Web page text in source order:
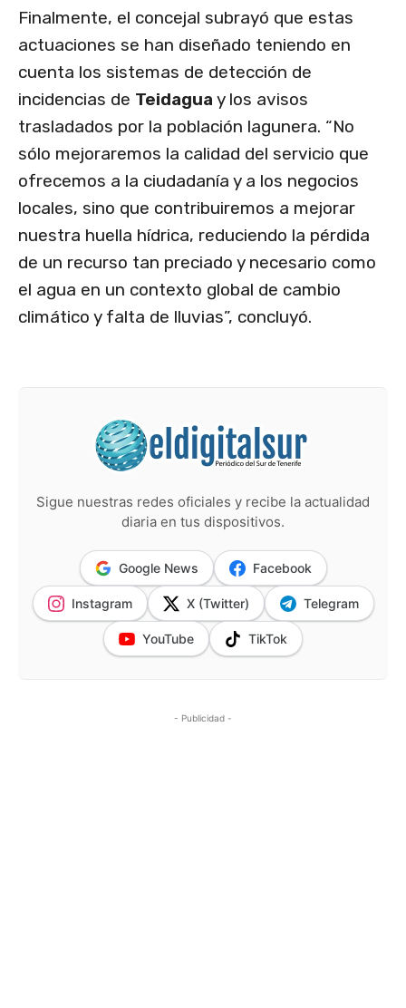
Finalmente, el concejal subrayó que estas
actuaciones se han diseñado teniendo en
cuenta los sistemas de detección de
incidencias de Teidagua y los avisos
trasladados por la población lagunera. “No
sólo mejoraremos la calidad del servicio que
ofrecemos a la ciudadanía y a los negocios
locales, sino que contribuiremos a mejorar
nuestra huella hídrica, reduciendo la pérdida
de un recurso tan preciado y necesario como
el agua en un contexto global de cambio
climático y falta de lluvias”, concluyó.
Sigue nuestras redes oficiales y recibe la actualidad
diaria en tus dispositivos.
Google News Facebook
Instagram X (Twitter) Telegram
YouTube TikTok
- Publicidad -